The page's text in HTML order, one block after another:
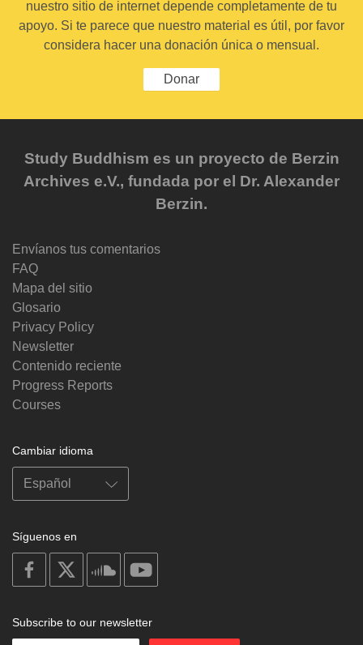
nuestro sitio de internet depende completamente de tu
apoyo. Si te parece que nuestro material es útil, por favor
considera hacer una donación única o mensual.
Donar
Study Buddhism es un proyecto de Berzin
Archives e.V., fundada por el Dr. Alexander
Berzin.
Envíanos tus comentarios
FAQ
Mapa del sitio
Glosario
Privacy Policy
Newsletter
Contenido reciente
Progress Reports
Courses
Cambiar idioma
Síguenos en
on
facebook
soundcloud
Subscribe to our newsletter